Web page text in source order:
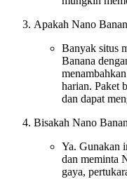
Apakah Nano
Banyak situs
Banana
harian. Paket
dan dapat
Bisakah Nano
Ya. Gunakan
dan meminta
gaya,